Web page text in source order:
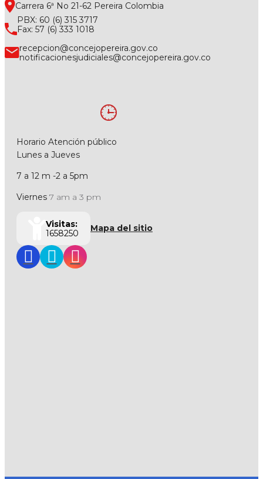
Carrera 6ª No 21-62 Pereira Colombia
PBX: 60 (6) 315 3717
Fax: 57 (6) 333 1018
recepcion@concejopereira.gov.co
notificacionesjudiciales@concejopereira.gov.co
Horario Atención público
Lunes a Jueves
7 a 12 m -2 a 5pm
Viernes 7 am a 3 pm
Visitas:
1658250
Mapa del sitio